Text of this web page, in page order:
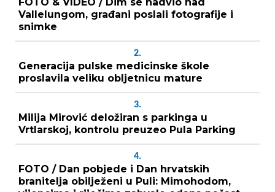
Vallelungom, građani poslali fotografije i
snimke
2.
Generacija pulske medicinske škole
proslavila veliku obljetnicu mature
3.
Milija Mirović deložiran s parkinga u
Vrtlarskoj, kontrolu preuzeo Pula Parking
4.
FOTO / Dan pobjede i Dan hrvatskih
branitelja obilježeni u Puli: Mimohodom,